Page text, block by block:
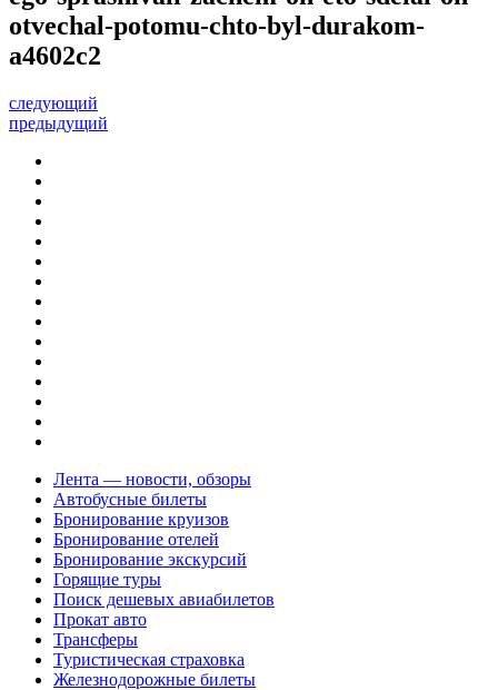
otvechal-potomu-chto-byl-durakom-
a4602c2
следующий
предыдущий
Лента — новости, обзоры
Автобусные билеты
Бронирование круизов
Бронирование отелей
Бронирование экскурсий
Горящие туры
Поиск дешевых авиабилетов
Прокат авто
Трансферы
Туристическая страховка
Железнодорожные билеты